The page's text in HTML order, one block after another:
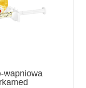
wapniowa